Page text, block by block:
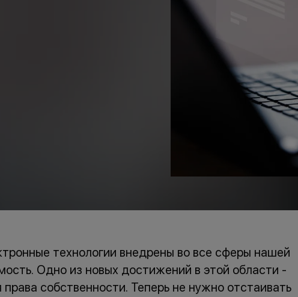
технологии внедрены во все сферы нашей
Одно из новых достижений в этой области -
права собственности. Теперь не нужно отстаивать